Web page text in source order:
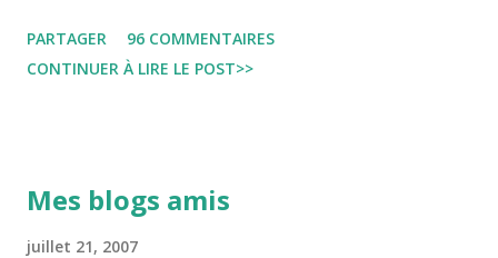
التي قضاها تحفظيا . هذه الممارسات تسبب كوارث اجتماعية واقتصادية
و تجعل المواطن يحقد على المنظومة القضائية و يحس بالظلم و القهر
regard des Lignes directrices Luanda"
PARTAGER
96 COMMENTAIRES
CONTINUER À LIRE LE POST>>
Mes blogs amis
juillet 21, 2007